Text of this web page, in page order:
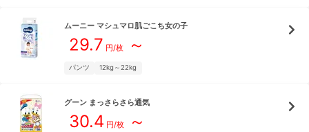
ムーニー マシュマロ肌ごこち女の子
29.7 円/枚～
パンツ 12kg～22kg
グーン まっさらさら通気
30.4 円/枚～